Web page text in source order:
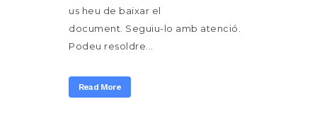
us heu de baixar el
document. Seguiu-lo amb atenció.
Podeu resoldre...
Read More